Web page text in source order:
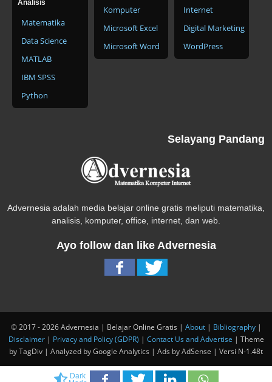
Analisis
Matematika
Data Science
MATLAB
IBM SPSS
Python
Komputer
Microsoft Excel
Microsoft Word
Internet
Digital Marketing
WordPress
Selayang Pandang
Advernesia adalah media belajar online gratis meliputi matematika,
analisis, komputer, office, internet, dan web.
Ayo follow dan like Advernesia
© 2017 - 2026 Advernesia | Belajar Online Gratis | About| Bibliography|
Disclaimer| Privacy and Policy (GDPR) | Contact Us and Advertise | Theme
by TagDiv | Analyzed by Google Analytics | Ads by AdSense | Versi N-1.48t
Dark